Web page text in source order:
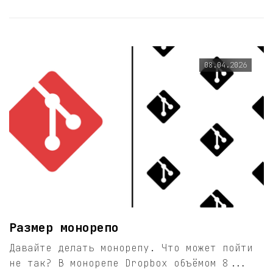
08.04.2026
Размер монорепо
Давайте делать монорепу. Что может пойти
не так? В монорепе Dropbox объёмом 8...